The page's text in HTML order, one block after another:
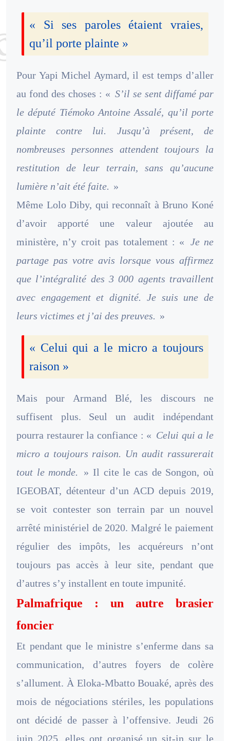
« Si ses paroles étaient vraies,
qu’il porte plainte »
Pour Yapi Michel Aymard, il est temps d’aller
au fond des choses : « S’il se sent diffamé par
le député Tiémoko Antoine Assalé, qu’il porte
plainte contre lui. Jusqu’à présent, de
nombreuses personnes attendent toujours la
restitution de leur terrain, sans qu’aucune
lumière n’ait été faite. »
Même Lolo Diby, qui reconnaît à Bruno Koné
d’avoir apporté une valeur ajoutée au
ministère, n’y croit pas totalement : « Je ne
partage pas votre avis lorsque vous affirmez
que l’intégralité des 3 000 agents travaillent
avec engagement et dignité. Je suis une de
leurs victimes et j’ai des preuves. »
« Celui qui a le micro a toujours
raison »
Mais pour Armand Blé, les discours ne
suffisent plus. Seul un audit indépendant
pourra restaurer la confiance : « Celui qui a le
micro a toujours raison. Un audit rassurerait
tout le monde.
» Il cite le cas de Songon, où
IGEOBAT, détenteur d’un ACD depuis 2019,
se voit contester son terrain par un nouvel
arrêté ministériel de 2020. Malgré le paiement
régulier des impôts, les acquéreurs n’ont
toujours pas accès à leur site, pendant que
d’autres s’y installent en toute impunité.
Palmafrique : un autre brasier
foncier
Et pendant que le ministre s’enferme dans sa
communication, d’autres foyers de colère
s’allument. À Eloka-Mbatto Bouaké, après des
mois de négociations stériles, les populations
ont décidé de passer à l’offensive. Jeudi 26
juin 2025, elles ont organisé un sit-in sur le